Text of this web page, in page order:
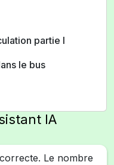
partie I
le bus
IA
Le nombre